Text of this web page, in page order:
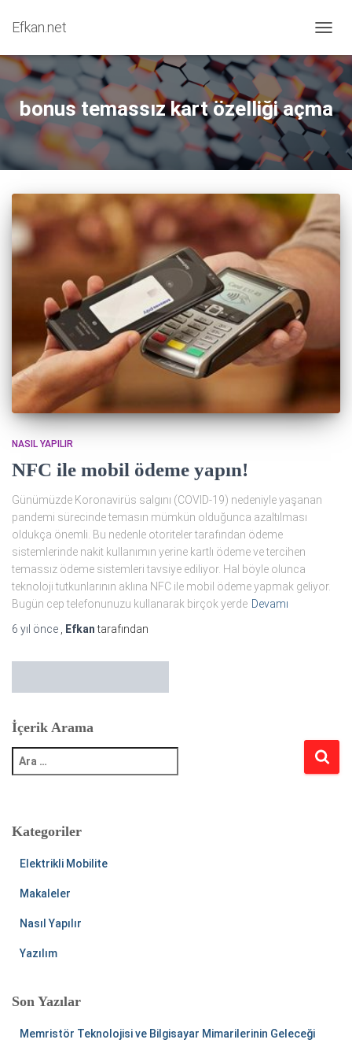
Efkan.net
bonus temassız kart özelliği açma
NASIL YAPILIR
NFC ile mobil ödeme yapın!
Günümüzde Koronavirüs salgını (COVID-19) nedeniyle yaşanan
pandemi sürecinde temasın mümkün olduğunca azaltılması
oldukça önemli. Bu nedenle otoriteler tarafından ödeme
sistemlerinde nakit kullanımın yerine kartlı ödeme ve tercihen
temassız ödeme sistemleri tavsiye ediliyor. Hal böyle olunca
teknoloji tutkunlarının aklına NFC ile mobil ödeme yapmak geliyor.
Bugün cep telefonunuzu kullanarak birçok yerde Devamı
6 yıl önce Efkantarafından
İçerik Arama
:Kategoriler
Elektrikli Mobilite
Makaleler
Nasıl Yapılır
Yazılım
Son Yazılar
Memristör Teknolojisi ve Bilgisayar Mimarilerinin Geleceği